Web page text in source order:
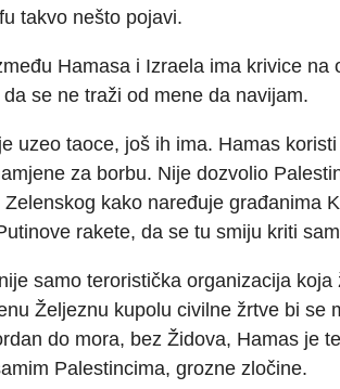
takvo nešto pojavi.
Hamasa i Izraela ima krivice
se ne traži od mene da navijam.
uzeo taoce, još ih ima. Hamas
za borbu. Nije dozvolio
Zelenskog kako naređuje građanima
rakete, da se tu smiju kriti
samo teroristička organizacija
Željeznu kupolu civilne žrtve bi se
do mora, bez Židova, Hamas je
Palestincima, grozne zločine.